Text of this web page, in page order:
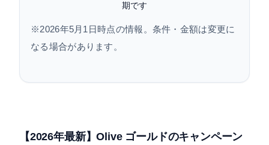
期です
※2026年5月1日時点の情報。条件・金額は変更に
なる場合があります。
【2026年最新】Olive ゴールドのキャンペーン